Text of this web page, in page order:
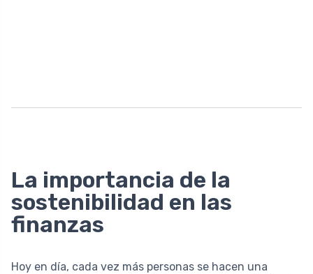
La importancia de la
sostenibilidad en las
finanzas
Hoy en día, cada vez más personas se hacen una